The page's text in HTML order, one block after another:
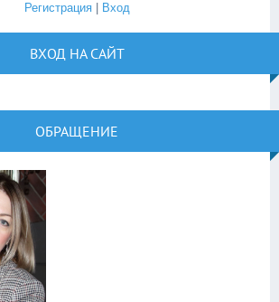
Регистрация| Вход
ВХОД НА САЙТ
ОБРАЩЕНИЕ